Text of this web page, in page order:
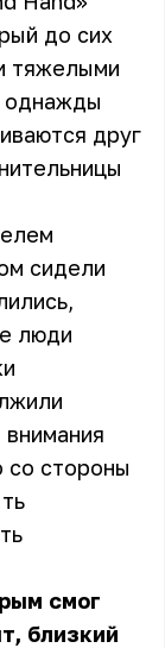
до сих
тяжелыми
однажды
друг
сидели
люди
со стороны
смог
близкий